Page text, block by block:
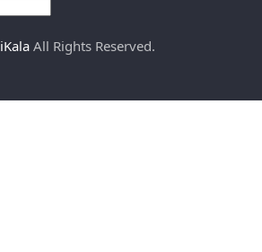
iKala All Rights Reserved.